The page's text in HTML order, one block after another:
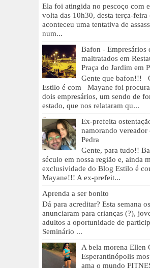
Ela foi atingida no pescoço com
volta das 10h30, desta terça-feira
aconteceu uma tentativa de
num...
Bafon - Empresários
maltratados em
Praça do Jardim em
Gente que bafon!!!
Estilo é com Mayane foi
dois empresários, um sendo de
estado, que nos relataram qu...
Ex-prefeita
namorando vereador
Pedra
Gente, para tudo!!
século em nossa região e, ainda
exclusividade do Blog Estilo é
Mayane!!! A ex-prefeit...
Aprenda a ser bonito
Dá para acreditar? Esta semana
anunciaram para crianças (?),
adultos a oportunidade de
Seminário ...
A bela morena Ellen
Esperantinópolis
ama o mundo